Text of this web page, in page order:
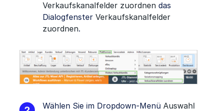
Verkaufskanalfelder zuordnen das
Dialogfenster Verkaufskanalfelder
zuordnen.
Wählen Sie im Dropdown-Menü Auswahl